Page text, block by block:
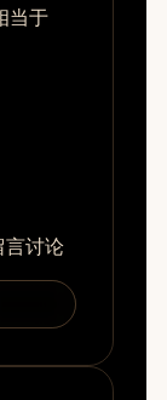
当于
言讨论